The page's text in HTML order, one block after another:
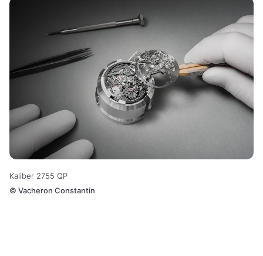
Kaliber 2755 QP
© Vacheron Constantin